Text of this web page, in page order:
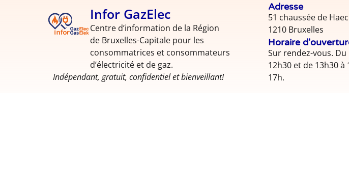
Infor GazElec
Centre d’information de la Région
de Bruxelles-Capitale pour les
consommatrices et consommateurs
d’électricité et de gaz.
Indépendant, gratuit, confidentiel et bienveillant!
Adresse
51 chaussée de
1210 Bruxelles
Horaire
Sur rendez-vous.
12h30 et de 13h30 à
17h.